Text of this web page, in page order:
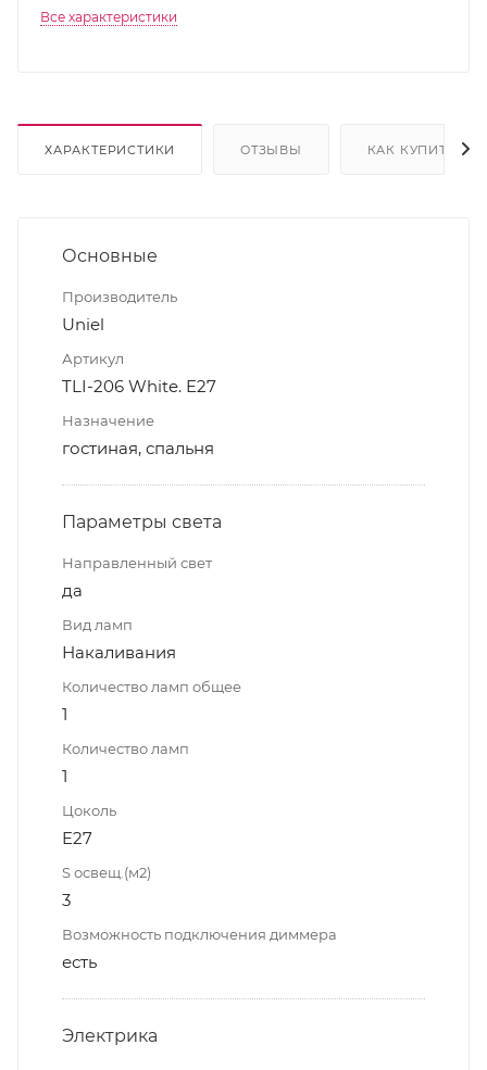
Все характеристики
ХАРАКТЕРИСТИКИ ОТЗЫВЫ КАК КУПИТЬ
Основные
Производитель
Uniel
Артикул
TLI-206 White. E27
Назначение
гостиная, спальня
Параметры света
Направленный свет
да
Вид ламп
Накаливания
Количество ламп общее
1
Количество ламп
1
Цоколь
E27
S освещ.(м2)
3
Возможность подключения диммера
есть
Электрика